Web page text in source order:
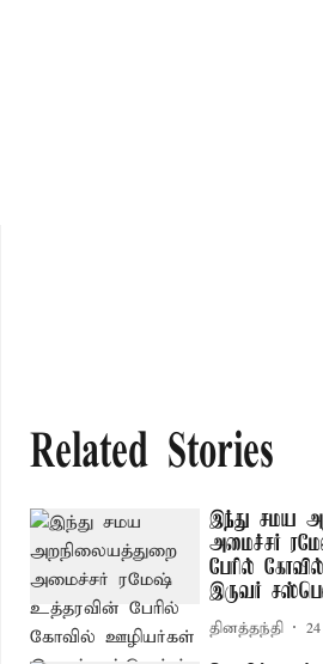
Related Stories
இந்து சமய
அமைச்சர்
பேரில்
இருவர்
தினத்தந்தி